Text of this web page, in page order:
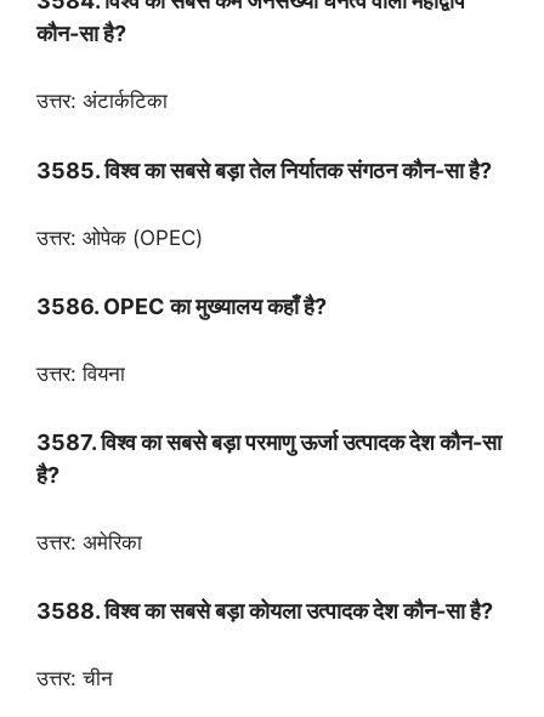
कौन-सा है?
उत्तर: अंटार्कटिका
3585. विश्व का सबसे बड़ा तेल निर्यातक संगठन कौन-सा है?
उत्तर: ओपेक (OPEC)
3586. OPEC का मुख्यालय कहाँ है?
उत्तर: वियना
3587. विश्व का सबसे बड़ा परमाणु ऊर्जा उत्पादक देश कौन-सा
है?
उत्तर: अमेरिका
3588. विश्व का सबसे बड़ा कोयला उत्पादक देश कौन-सा है?
उत्तर: चीन